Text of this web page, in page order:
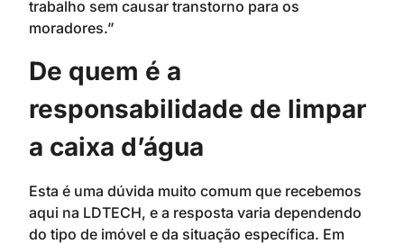
trabalho sem causar transtorno para os
moradores.”
De quem é a
responsabilidade de limpar
a caixa d’água
Esta é uma dúvida muito comum que recebemos
aqui na LDTECH, e a resposta varia dependendo
do tipo de imóvel e da situação específica. Em